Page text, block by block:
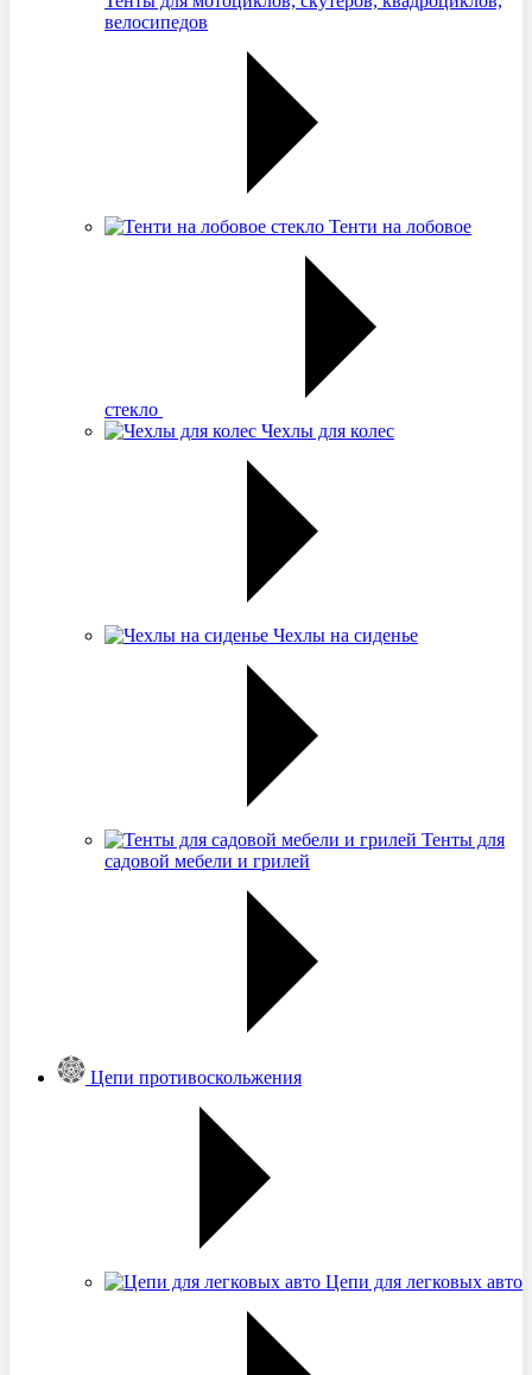
велосипедов
Тенти на лобовое
стекло
Чехлы для колес
Чехлы на сиденье
Тенты для
садовой мебели и грилей
Цепи противоскольжения
Цепи для легковых авто